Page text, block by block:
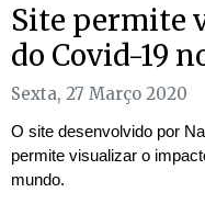
Site permite
do Covid-19
Sexta, 27 Março 2020
O site desenvolvido por
permite visualizar o
mundo.